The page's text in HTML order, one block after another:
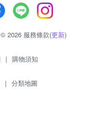
2026 服務條款(更新)
| 購物須知
| 分類地圖